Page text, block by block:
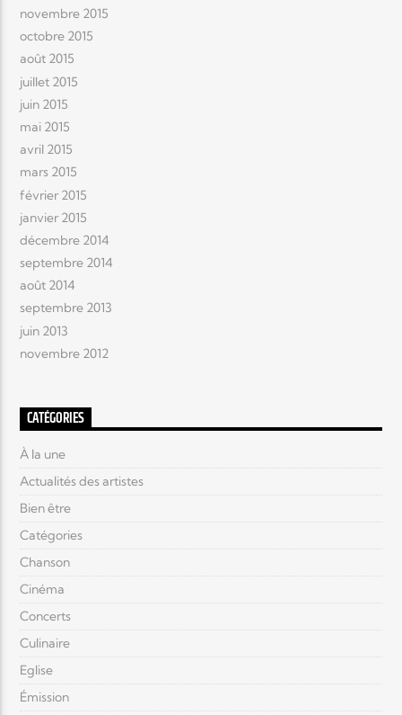
novembre 2015
octobre 2015
août 2015
juillet 2015
juin 2015
mai 2015
avril 2015
mars 2015
février 2015
janvier 2015
décembre 2014
septembre 2014
août 2014
septembre 2013
juin 2013
novembre 2012
CATÉGORIES
À la une
Actualités des artistes
Bien être
Catégories
Chanson
Cinéma
Concerts
Culinaire
Eglise
Émission